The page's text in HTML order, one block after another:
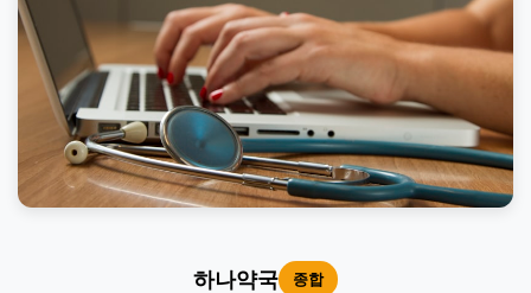
하나약국 종합